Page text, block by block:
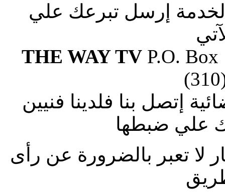
إرسل تبرعك علي
THE WAY TVP.O. Box
إتصل بنا فلدينا فنيين
علي ضبطها
لا تعبر بالضرورة عن رأى